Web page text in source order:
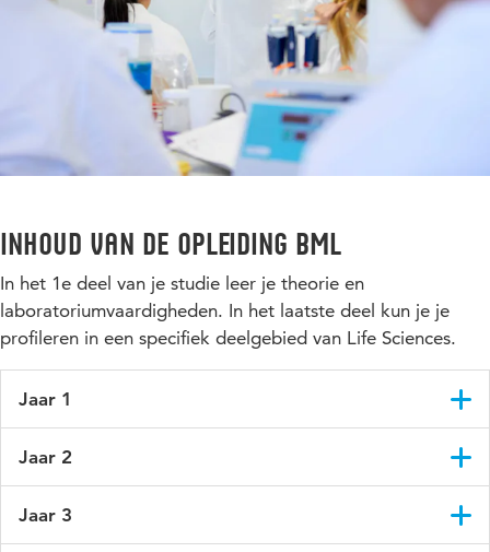
Inhoud van de opleiding BML
In het 1e deel van je studie leer je theorie en
laboratoriumvaardigheden. In het laatste deel kun je je
profileren in een specifiek deelgebied van Life Sciences.
Jaar 1
laboratoriumvaardigheden. Dit zorgt voor een stevige basis.
Je werkt samen met medestudenten in het project Enzymen
aan een onderzoeksvraag om kennis te maken met de
Jaar 2
opbouw en werking van een (micro)-organisme. Je leert over:
Jaar 3